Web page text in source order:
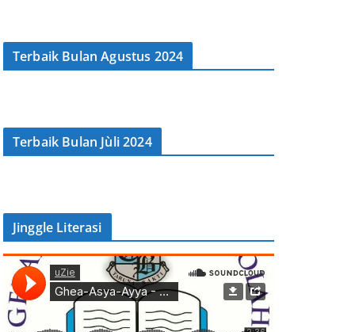
Terbaik Bulan Agustus 2024
Terbaik Bulan Jùli 2024
Jinggle Literasi